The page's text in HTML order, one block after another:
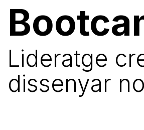
Lideratge
dissenyar